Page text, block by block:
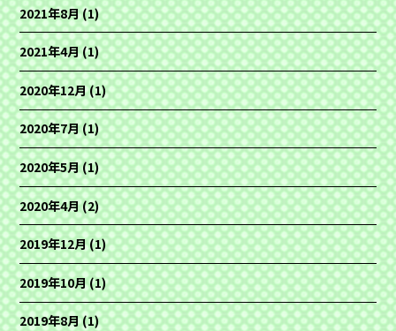
2021年8月(1)
2021年4月(1)
2020年12月(1)
2020年7月(1)
2020年5月(1)
2020年4月(2)
2019年12月(1)
2019年10月(1)
2019年8月(1)